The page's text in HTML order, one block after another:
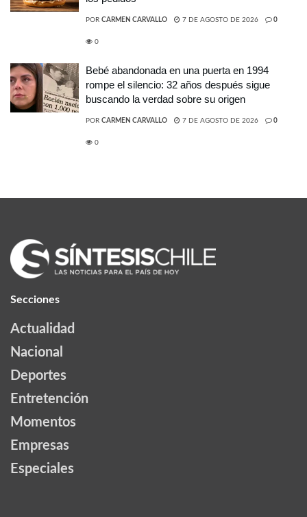
POR CARMEN CARVALLO 7 DE AGOSTO DE 2026 0
0
Bebé abandonada en una puerta en 1994
rompe el silencio: 32 años después sigue
buscando la verdad sobre su origen
POR CARMEN CARVALLO 7 DE AGOSTO DE 2026 0
0
Secciones
Actualidad
Nacional
Deportes
Entretención
Momentos
Empresas
Especiales